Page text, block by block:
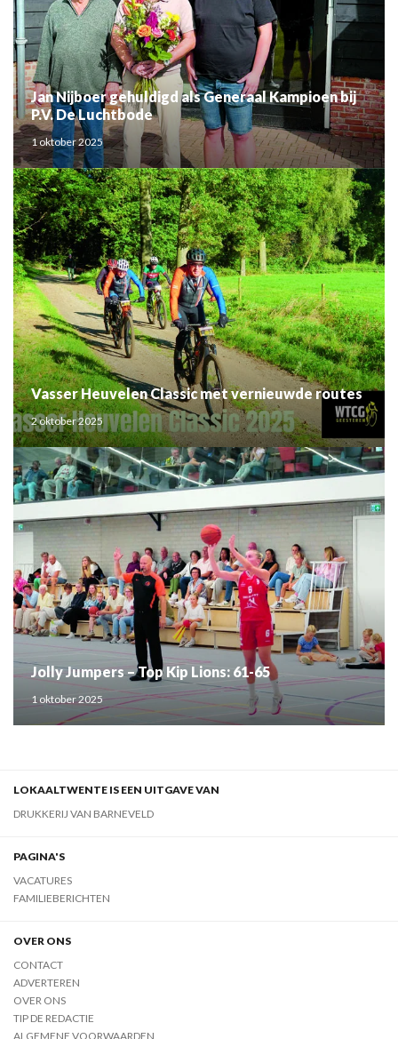
Jan Nijboer gehuldigd als Generaal Kampioen bij
P.V. De Luchtbode
1 oktober 2025
Vasser Heuvelen Classic met vernieuwde routes
2 oktober 2025
Jolly Jumpers – Top Kip Lions: 61-65
1 oktober 2025
LOKAALTWENTE IS EEN UITGAVE VAN
DRUKKERIJ VAN BARNEVELD
PAGINA'S
VACATURES
FAMILIEBERICHTEN
OVER ONS
CONTACT
ADVERTEREN
OVER ONS
TIP DE REDACTIE
ALGEMENE VOORWAARDEN